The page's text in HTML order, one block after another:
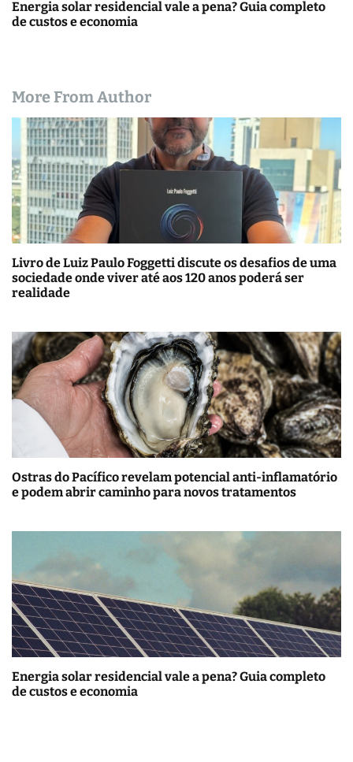
Energia solar residencial vale a pena? Guia completo
de custos e economia
More From Author
Livro de Luiz Paulo Foggetti discute os desafios de uma
sociedade onde viver até aos 120 anos poderá ser
realidade
Ostras do Pacífico revelam potencial anti-inflamatório
e podem abrir caminho para novos tratamentos
Energia solar residencial vale a pena? Guia completo
de custos e economia